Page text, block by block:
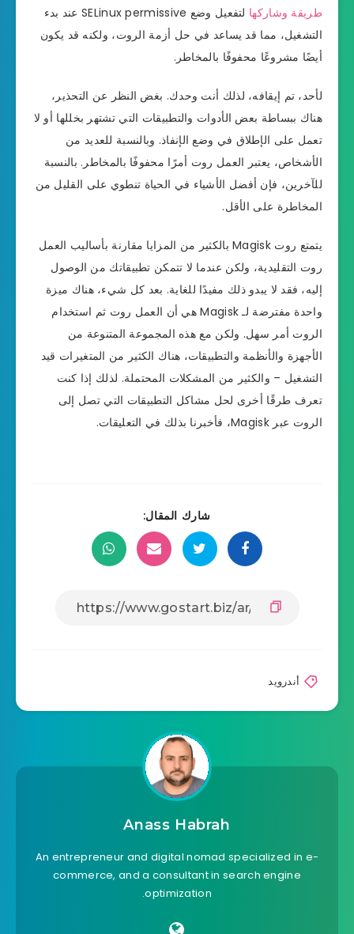
طريقة وشاركها
لتفعيل وضع SELinux permissive عند بدء
التشغيل، مما قد يساعد في حل أزمة الروت، ولكنه قد يكون
أيضًا مشروعًا محفوفًا بالمخاطر.
لأحد، تم إيقافه، لذلك أنت وحدك. بغض النظر عن التحذير،
هناك ببساطة بعض الأدوات والتطبيقات التي تشتهر بخللها أو لا
تعمل على الإطلاق في وضع الإنفاذ. وبالنسبة للعديد من
الأشخاص، يعتبر العمل روت أمرًا محفوفًا بالمخاطر. بالنسبة
للآخرين، فإن أفضل الأشياء في الحياة تنطوي على القليل من
المخاطرة على الأقل.
يتمتع روت Magisk بالكثير من المزايا مقارنة بأساليب العمل
روت التقليدية، ولكن عندما لا تتمكن تطبيقاتك من الوصول
إليه، فقد لا يبدو ذلك مفيدًا للغاية. بعد كل شيء، هناك ميزة
واحدة مفترضة لـ Magisk هي أن العمل روت ثم استخدام
الروت أمر سهل. ولكن مع هذه المجموعة المتنوعة من
الأجهزة والأنظمة والتطبيقات، هناك الكثير من المتغيرات قيد
التشغيل – والكثير من المشكلات المحتملة. لذلك إذا كنت
تعرف طرقًا أخرى لحل مشاكل التطبيقات التي تصل إلى
الروت عبر Magisk، فأخبرنا بذلك في التعليقات.
شارك المقال:
أندرويد
Anass Habrah
An entrepreneur and digital nomad specialized in e-
commerce, and a consultant in search engine
optimization.